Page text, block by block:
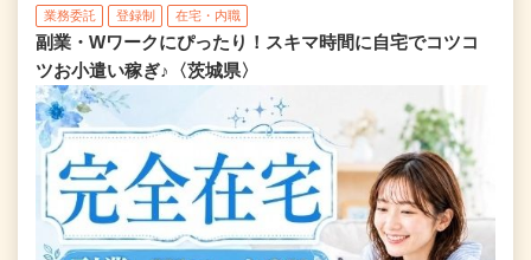
業務委託 登録制 在宅・内職
副業・Wワークにぴったり！スキマ時間に自宅でコツコ
ツお小遣い稼ぎ♪〈茨城県〉